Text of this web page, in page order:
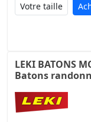
LEKI BATONS
Batons